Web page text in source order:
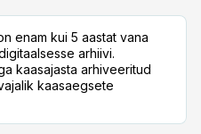
enam kui 5 aastat vana
arhiivi.
kaasajasta arhiveeritud
kaasaegsete